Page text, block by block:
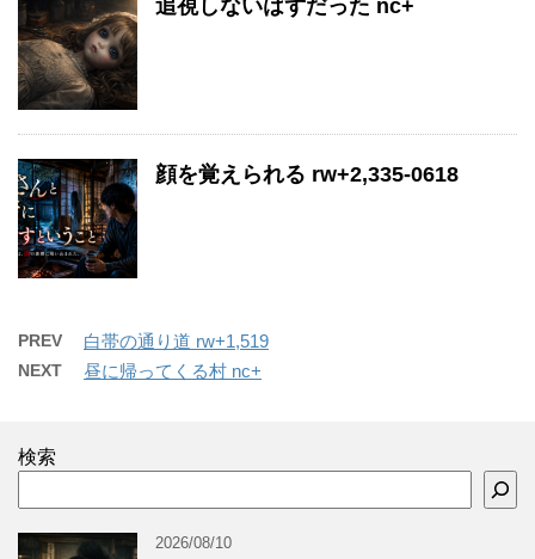
追視しないはずだった nc+
顔を覚えられる rw+2,335-0618
PREV 白帯の通り道 rw+1,519
NEXT 昼に帰ってくる村 nc+
検索
2026/08/10